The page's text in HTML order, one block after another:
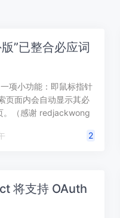
”已整合必应词
项小功能：即鼠标指针
页面内会自动显示其必
。（感谢 redjackwong
午
2
将支持 OAuth